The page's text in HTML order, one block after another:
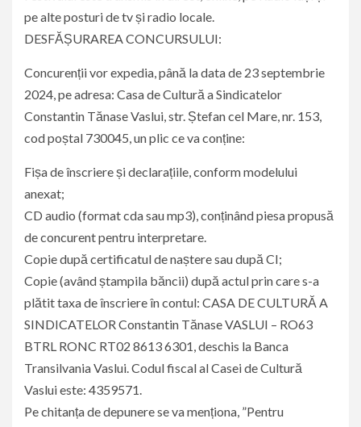
pe alte posturi de tv și radio locale.
DESFĂȘURAREA CONCURSULUI:
Concurenții vor expedia, până la data de 23 septembrie
2024, pe adresa: Casa de Cultură a Sindicatelor
Constantin Tănase Vaslui, str. Ștefan cel Mare, nr. 153,
cod poștal 730045, un plic ce va conține:
Fișa de înscriere și declarațiile, conform modelului
anexat;
CD audio (format cda sau mp3), conținând piesa propusă
de concurent pentru interpretare.
Copie după certificatul de naștere sau după CI;
Copie (având ștampila băncii) după actul prin care s-a
plătit taxa de înscriere în contul: CASA DE CULTURĂ A
SINDICATELOR Constantin Tănase VASLUI – RO63
BTRL RONC RT02 8613 6301, deschis la Banca
Transilvania Vaslui. Codul fiscal al Casei de Cultură
Vaslui este: 4359571.
Pe chitanța de depunere se va menționa, ”Pentru